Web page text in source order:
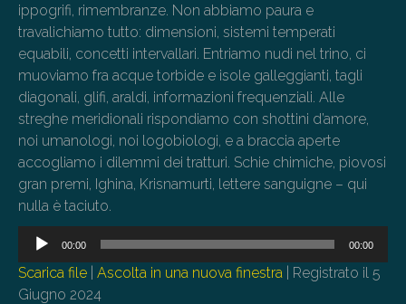
ippogrifi, rimembranze. Non abbiamo paura e
travalichiamo tutto: dimensioni, sistemi temperati
equabili, concetti intervallari. Entriamo nudi nel trino, ci
muoviamo fra acque torbide e isole galleggianti, tagli
diagonali, glifi, araldi, informazioni frequenziali. Alle
streghe meridionali rispondiamo con shottini d’amore,
noi umanologi, noi logobiologi, e a braccia aperte
accogliamo i dilemmi dei tratturi. Schie chimiche, piovosi
gran premi, Ighina, Krisnamurti, lettere sanguigne – qui
nulla è taciuto.
Audio
00:00 00:00
Scarica file Ascolta in una nuova finestra
Registrato il 5
Giugno 2024